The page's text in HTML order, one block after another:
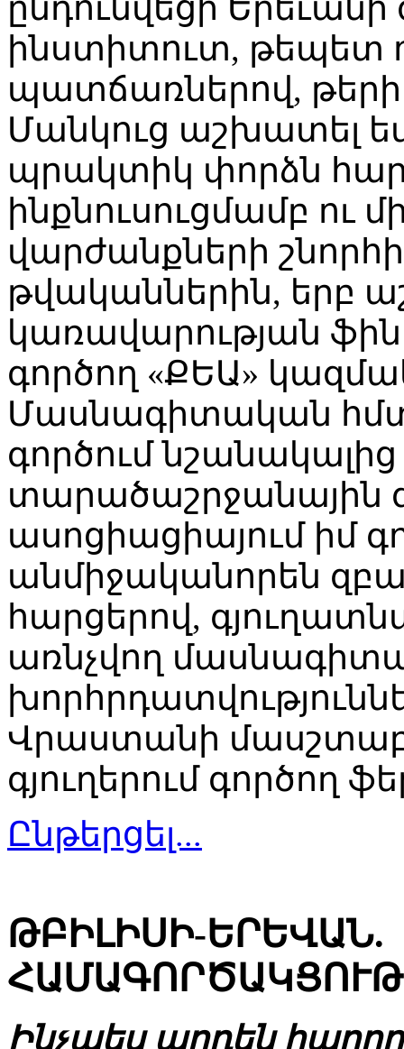
ընդունվեցի
ինստիտուտ, թեպետ
պատճառներով, թերի
Մանկուց աշխատել
պրակտիկ փորձն
ինքնուսուցմամբ
վարժանքների
թվականներին, երբ
կառավարության
գործող «ՔԵԱ»
Մասնագիտական
գործում նշանակալից
տարածաշրջանային
ասոցիացիայում իմ
անմիջականորեն
հարցերով,
առնչվող
Վրաստանի
գյուղերում գործող
Ընթերցել...
ԹԲԻԼԻՍԻ-ԵՐԵՎԱՆ.
Ինչպես արդեն